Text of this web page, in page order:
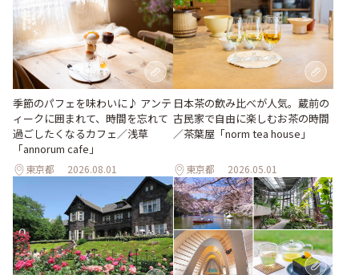
季節のパフェを味わいに♪ アンテ
ィークに囲まれて、時間を忘れて
過ごしたくなるカフェ／浅草
「annorum cafe」
東京都 2026.08.01
日本茶の飲み比べが人気。蔵前の
古民家で自由に楽しむお茶の時間
／茶葉屋「norm tea house」
東京都 2026.05.01